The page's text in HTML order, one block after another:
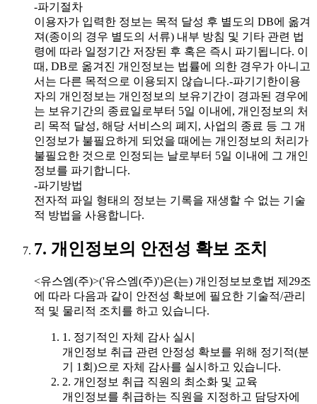
-파기절차
이용자가 입력한 정보는 목적 달성 후 별도의 DB에 옮겨
져(종이의 경우 별도의 서류) 내부 방침 및 기타 관련 법
령에 따라 일정기간 저장된 후 혹은 즉시 파기됩니다. 이
때, DB로 옮겨진 개인정보는 법률에 의한 경우가 아니고
서는 다른 목적으로 이용되지 않습니다.-파기기한이용
자의 개인정보는 개인정보의 보유기간이 경과된 경우에
는 보유기간의 종료일로부터 5일 이내에, 개인정보의 처
리 목적 달성, 해당 서비스의 폐지, 사업의 종료 등 그 개
인정보가 불필요하게 되었을 때에는 개인정보의 처리가
불필요한 것으로 인정되는 날로부터 5일 이내에 그 개인
정보를 파기합니다.
-파기방법
전자적 파일 형태의 정보는 기록을 재생할 수 없는 기술
적 방법을 사용합니다.
7. 개인정보의 안전성 확보 조치
<유스엠(주)>('유스엠(주)')은(는) 개인정보보호법 제29조
에 따라 다음과 같이 안전성 확보에 필요한 기술적/관리
적 및 물리적 조치를 하고 있습니다.
1. 정기적인 자체 감사 실시
개인정보 취급 관련 안정성 확보를 위해 정기적(분
기 1회)으로 자체 감사를 실시하고 있습니다.
2. 개인정보 취급 직원의 최소화 및 교육
개인정보를 취급하는 직원을 지정하고 담당자에